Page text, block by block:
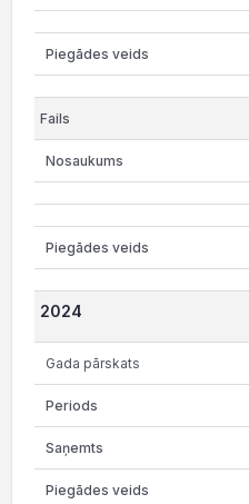
2024
Gada pārskats